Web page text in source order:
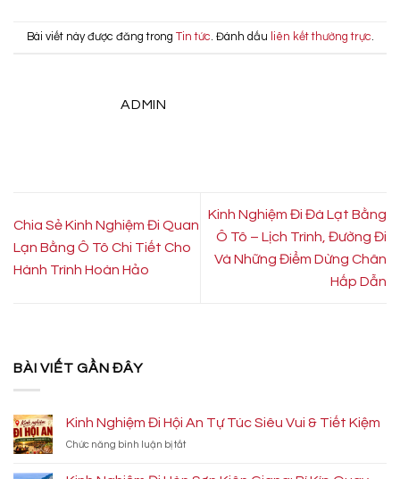
Bài viết này được đăng trong Tin tức. Đánh dấu liên kết thường trực.
ADMIN
Chia Sẻ Kinh Nghiệm Đi Quan
Lạn Bằng Ô Tô Chi Tiết Cho
Hành Trình Hoàn Hảo
Kinh Nghiệm Đi Đà Lạt Bằng
Ô Tô – Lịch Trình, Đường Đi
Và Những Điểm Dừng Chân
Hấp Dẫn
BÀI VIẾT GẦN ĐÂY
Kinh Nghiệm Đi Hội An Tự Túc Siêu Vui & Tiết Kiệm
Chức năng bình luận bị tắtở
Nghiệm